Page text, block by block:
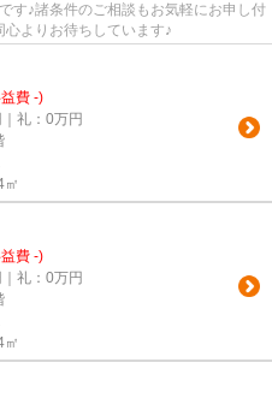
す♪諸条件のご相談もお気軽にお申し付
よりお待ちしています♪
費 -)
礼：0万円
㎡
費 -)
礼：0万円
㎡